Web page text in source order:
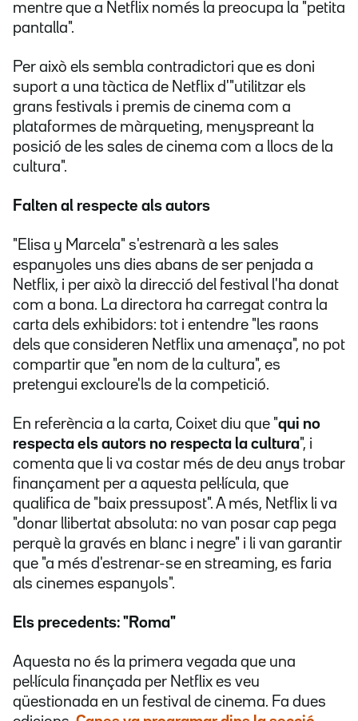
mentre que a Netflix només la preocupa la "petita
pantalla".
Per això els sembla contradictori que es doni
suport a una tàctica de Netflix d'"utilitzar els
grans festivals i premis de cinema com a
plataformes de màrqueting, menyspreant la
posició de les sales de cinema com a llocs de la
cultura".
Falten al respecte als autors
"Elisa y Marcela" s'estrenarà a les sales
espanyoles uns dies abans de ser penjada a
Netflix, i per això la direcció del festival l'ha donat
com a bona. La directora ha carregat contra la
carta dels exhibidors: tot i entendre "les raons
dels que consideren Netflix una amenaça", no pot
compartir que "en nom de la cultura", es
pretengui excloure'ls de la competició.
En referència a la carta, Coixet diu que "qui no
respecta els autors no respecta la cultura", i
comenta que li va costar més de deu anys trobar
finançament per a aquesta pel·lícula, que
qualifica de "baix pressupost". A més, Netflix li va
"donar llibertat absoluta: no van posar cap pega
perquè la gravés en blanc i negre" i li van garantir
que "a més d'estrenar-se en streaming, es faria
als cinemes espanyols".
Els precedents: "Roma"
Aquesta no és la primera vegada que una
pel·lícula finançada per Netflix es veu
qüestionada en un festival de cinema. Fa dues